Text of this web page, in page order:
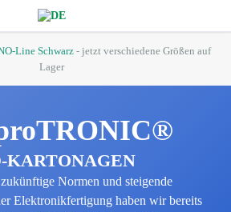
Line Schwarz - jetzt verschiedene Größen auf
Lager
KARTONAGEN
Normen und steigende
Elektronikfertigung haben wir bereits